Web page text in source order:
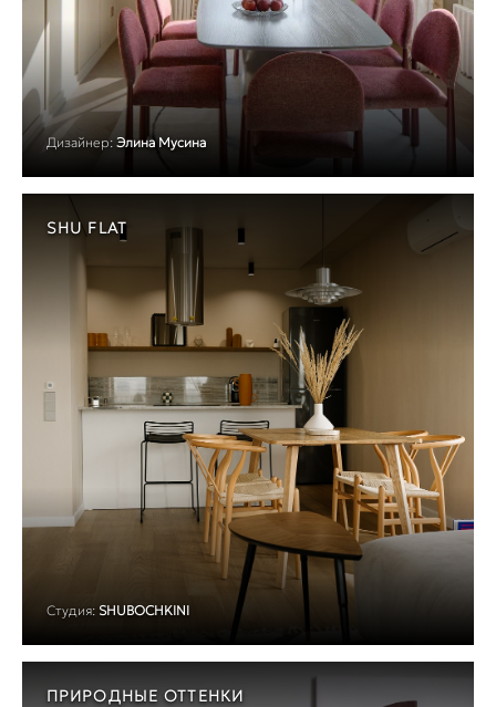
Дизайнер: Элина Мусина
SHU FLAT
Студия: SHUBOCHKINI
ПРИРОДНЫЕ ОТТЕНКИ